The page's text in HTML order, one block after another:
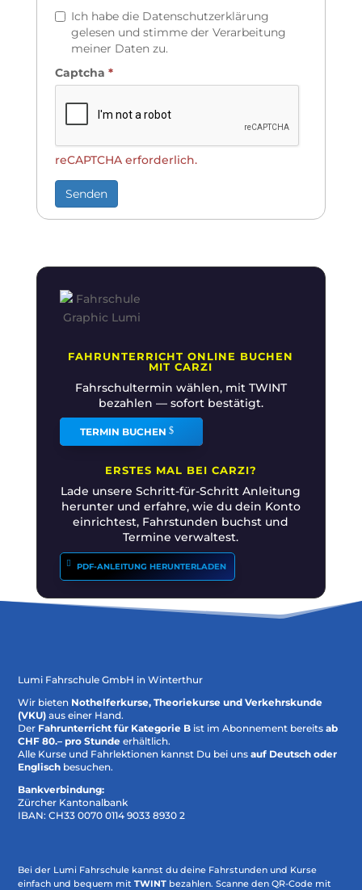
Ich habe die Datenschutzerklärung
gelesen und stimme der Verarbeitung
meiner Daten zu.
Captcha *
reCAPTCHA erforderlich.
Senden
FAHRUNTERRICHT ONLINE BUCHEN
MIT CARZI
Fahrschultermin wählen, mit TWINT
bezahlen — sofort bestätigt.
TERMIN BUCHEN
ERSTES MAL BEI CARZI?
Lade unsere Schritt-für-Schritt Anleitung
herunter und erfahre, wie du dein Konto
einrichtest, Fahrstunden buchst und
Termine verwaltest.
PDF-ANLEITUNG HERUNTERLADEN
Lumi Fahrschule GmbH in Winterthur
Wir bieten Nothelferkurse, Theoriekurse und Verkehrskunde
(VKU) aus einer Hand.
Der Fahrunterricht für Kategorie B ist im Abonnement bereitsab
CHF 80.– pro Stunde erhältlich.
Alle Kurse und Fahrlektionen kannst Du bei unsauf Deutsch oder
Englisch besuchen.
Bankverbindung:
Zürcher Kantonalbank
IBAN: CH33 0070 0114 9033 8930 2
Bei der Lumi Fahrschule kannst du deine Fahrstunden und Kurse
einfach und bequem mitTWINT bezahlen. Scanne den QR-Code mit